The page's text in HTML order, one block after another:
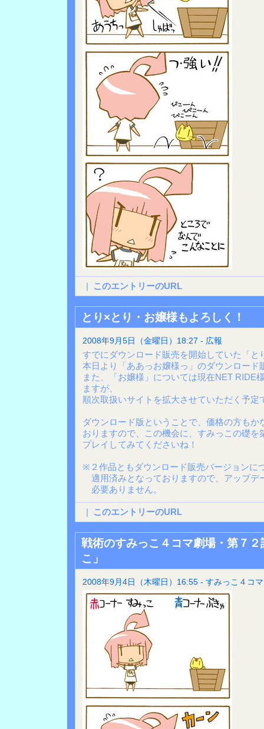
| このエントリーのURL
とり×とり・お嬢様もよろしく！
2008年9月5日（金曜日）18:27 - 広報
すでにダウンロード販売を開始していた「と
本日より「ああっお嬢様っ」のダウンロード
また、「お嬢様」については現在NET RIDE
ますが、
順次取扱いサイトを拡大させていただく予定
ダウンロード版ということで、価格の方もか
おりますので、この機会に、すみっこの礎を
プレイしてみてくださいね！
※２作品ともダウンロード販売バージョンに
適用済みとなっておりますので、アップデ
必要ありません。
| このエントリーのURL
戦術のすみっこ４コマ劇場・第７
こ」
2008年9月4日（木曜日）16:55 - すみっこ４コマ